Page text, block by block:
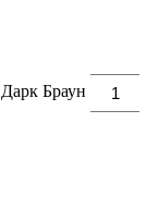
Браун